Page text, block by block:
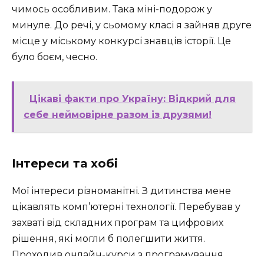
чимось особливим. Така міні-подорож у
минуле. До речі, у сьомому класі я зайняв друге
місце у міському конкурсі знавців історії. Це
було боєм, чесно.
Цікаві факти про Україну: Відкрий для
себе неймовірне разом із друзями!
Інтереси та хобі
Мої інтереси різноманітні. З дитинства мене
цікавлять комп’ютерні технології. Перебував у
захваті від складних програм та цифрових
рішення, які могли б полегшити життя.